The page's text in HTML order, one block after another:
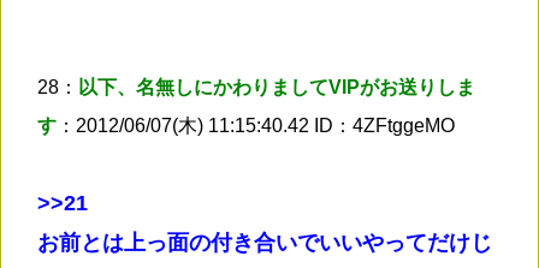
28： 以下、名無しにかわりましてVIPがお送りしま
す ：2012/06/07(木) 11:15:40.42 ID：4ZFtggeMO
>>21
お前とは上っ面の付き合いでいいやってだけじ